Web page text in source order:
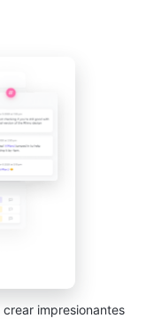
impresionantes